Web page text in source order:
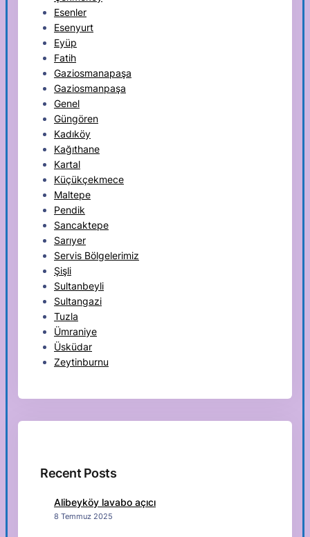
Esenler
Esenyurt
Eyüp
Fatih
Gaziosmanapaşa
Gaziosmanpaşa
Genel
Güngören
Kadıköy
Kağıthane
Kartal
Küçükçekmece
Maltepe
Pendik
Sancaktepe
Sarıyer
Servis Bölgelerimiz
Şişli
Sultanbeyli
Sultangazi
Tuzla
Ümraniye
Üsküdar
Zeytinburnu
Recent Posts
Alibeyköy lavabo açıcı
8 Temmuz 2025